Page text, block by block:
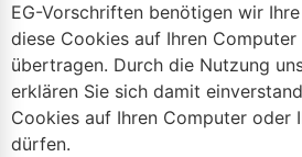
EG-Vorschriften benötigen wir
diese Cookies auf Ihren
übertragen. Durch die Nutzung
erklären Sie sich damit
Cookies auf Ihren Computer oder
dürfen.